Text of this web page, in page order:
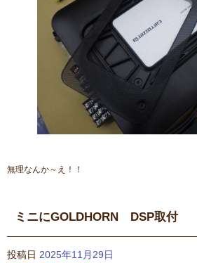
無理なんか～え！！
ミニにGOLDHORN DSP取付
投稿日 2025年11月29日